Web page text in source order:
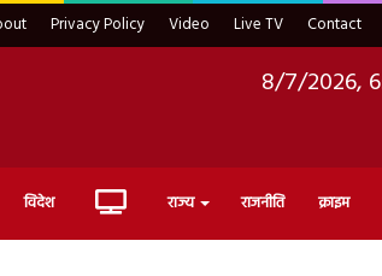
Privacy Policy Video Live TV Contact
8/7/2026,
विदेश Live राज्य राजनीति क्राइम